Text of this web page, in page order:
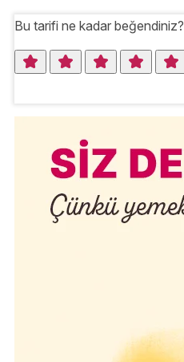
Bu tarifi ne kadar beğendiniz?